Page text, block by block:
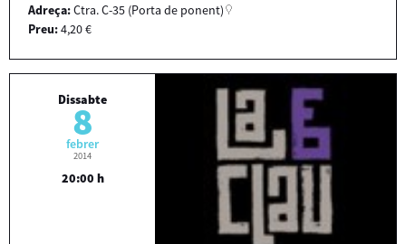
Adreça:Ctra. C-35 (Porta de ponent)
Preu:4,20 €
Dissabte
8
febrer
2014
20:00 h